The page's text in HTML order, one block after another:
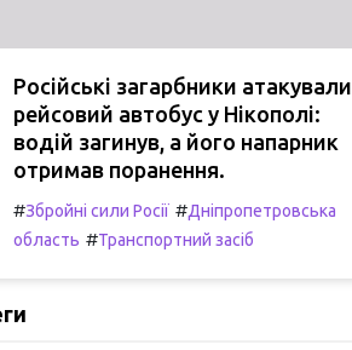
Російські загарбники атакували
рейсовий автобус у Нікополі:
водій загинув, а його напарник
отримав поранення.
#Збройні сили Росії #Дніпропетровська
область #Транспортний засіб